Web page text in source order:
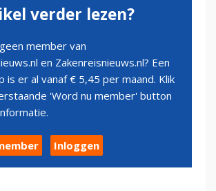
verder lezen?
member van
en Zakenreisnieuws.nl? Een
is er al vanaf € 5,45 per maand. Klik
'Word nu member' button
Inloggen